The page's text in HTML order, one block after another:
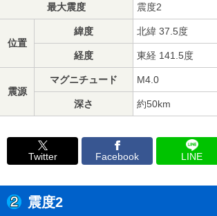
最大震度 震度2
位置
緯度 北緯 37.5度
経度 東経 141.5度
震源
マグニチュード M4.0
深さ 約50km
Twitter Facebook LINE
震度2